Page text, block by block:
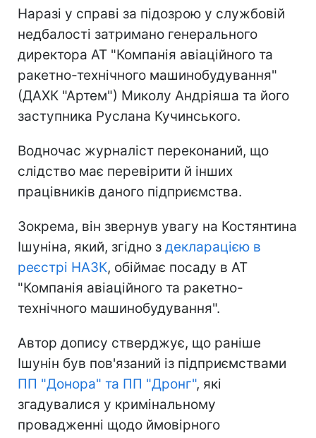
Наразі у справі за підозрою у службовій
недбалості затримано генерального
директора АТ "Компанія авіаційного та
ракетно-технічного машинобудування"
(ДАХК "Артем") Миколу Андріяша та його
заступника Руслана Кучинського.
Водночас журналіст переконаний, що
слідство має перевірити й інших
працівників даного підприємства.
Зокрема, він звернув увагу на Костянтина
Ішуніна, який, згідно з декларацією в
реєстрі НАЗК, обіймає посаду в АТ
"Компанія авіаційного та ракетно-
технічного машинобудування".
Автор допису стверджує, що раніше
Ішунін був пов'язаний із підприємствами
ПП "Донора" та ПП "Дронг", які
згадувалися у кримінальному
провадженні щодо ймовірного